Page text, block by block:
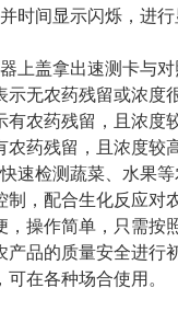
时间显示闪烁，进
上盖拿出速测卡与对
示无农药残留或浓度
有农药残留，且浓度
农药残留，且浓度较
速检测蔬菜、水果
制，配合生化反应
，操作简单，只需按
产品的质量安全进行
在各种场合使用。